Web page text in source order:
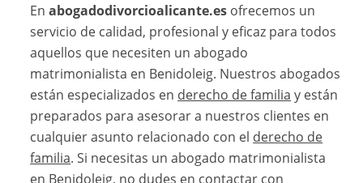
Enabogadodivorcioalicante.es ofrecemos un
servicio de calidad, profesional y eficaz para todos
aquellos que necesiten un abogado
matrimonialista en Benidoleig. Nuestros abogados
están especializados en derecho de familia y están
preparados para asesorar a nuestros clientes en
cualquier asunto relacionado con el derecho de
familia. Si necesitas un abogado matrimonialista
en Benidoleig, no dudes en contactar con